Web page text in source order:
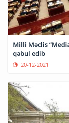
Milli Məclis
qəbul edib
20-12-2021